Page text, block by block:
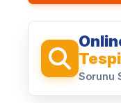
Sorunu